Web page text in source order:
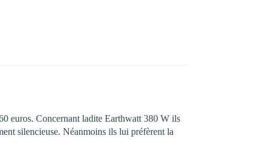
euros. Concernant ladite Earthwatt 380 W ils
silencieuse. Néanmoins ils lui préfèrent la